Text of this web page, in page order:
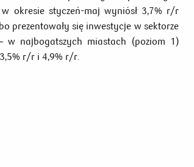
okresie styczeń-maj wyniósł 3,7% r/r
prezentowały się inwestycje w sektorze
w najbogatszych miastach (poziom 1)
r/r i 4,9% r/r.